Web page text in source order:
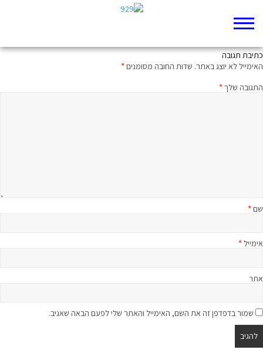
כתיבת תגובה
האימייל לא יוצג באתר. שדות החובה מסומנים*
התגובה שלך*
שם*
אימייל *
אתר
שמור בדפדפן זה את השם, האימייל והאתר שלי לפעם הבאה שאגיב.